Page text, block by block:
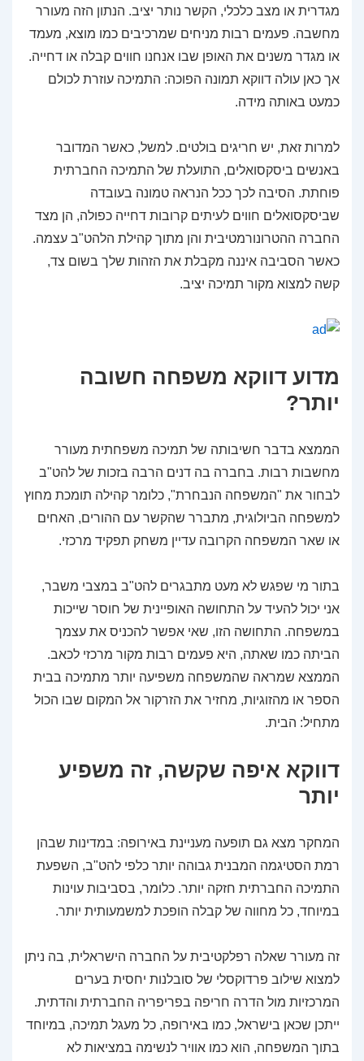
מגדרית או מצב כלכלי, הקשר נותר יציב. הנתון הזה מעורר
מחשבה. פעמים רבות מניחים שמרכיבים כמו מוצא, מעמד
או מגדר משנים את האופן שבו אנחנו חווים קבלה או דחייה.
אך כאן עולה דווקא תמונה הפוכה: התמיכה עוזרת לכולם
כמעט באותה מידה.
למרות זאת, יש חריגים בולטים. למשל, כאשר המדובר
באנשים ביסקסואלים, התועלת של התמיכה החברתית
פוחתת. הסיבה לכך ככל הנראה טמונה בעובדה
שביסקסואלים חווים לעיתים קרובות דחייה כפולה, הן מצד
החברה ההטרונורמטיבית והן מתוך קהילת הלהט"ב עצמה.
כאשר הסביבה איננה מקבלת את הזהות שלך בשום צד,
קשה למצוא מקור תמיכה יציב.
מדוע דווקא משפחה חשובה
יותר?
הממצא בדבר חשיבותה של תמיכה משפחתית מעורר
מחשבות רבות. בחברה בה דנים הרבה בזכות של להט"ב
לבחור את "המשפחה הנבחרת", כלומר קהילה תומכת מחוץ
למשפחה הביולוגית, מתברר שהקשר עם ההורים, האחים
או שאר המשפחה הקרובה עדיין משחק תפקיד מרכזי.
בתור מי שפגש לא מעט מתבגרים להט"ב במצבי משבר,
אני יכול להעיד על התחושה האופיינית של חוסר שייכות
במשפחה. התחושה הזו, שאי אפשר להכניס את עצמך
הביתה כמו שאתה, היא פעמים רבות מקור מרכזי לכאב.
הממצא שמראה שהמשפחה משפיעה יותר מתמיכה בבית
הספר או מהזוגיות, מחזיר את הזרקור אל המקום שבו הכול
מתחיל: הבית.
דווקא איפה שקשה, זה משפיע
יותר
המחקר מצא גם תופעה מעניינת באירופה: במדינות שבהן
רמת הסטיגמה המבנית גבוהה יותר כלפי להט"ב, השפעת
התמיכה החברתית חזקה יותר. כלומר, בסביבות עוינות
במיוחד, כל מחווה של קבלה הופכת למשמעותית יותר.
זה מעורר שאלה רפלקטיבית על החברה הישראלית, בה ניתן
למצוא שילוב פרדוקסלי של סובלנות יחסית בערים
המרכזיות מול הדרה חריפה בפריפריה החברתית והדתית.
ייתכן שכאן בישראל, כמו באירופה, כל מעגל תמיכה, במיוחד
בתוך המשפחה, הוא כמו אוויר לנשימה במציאות לא